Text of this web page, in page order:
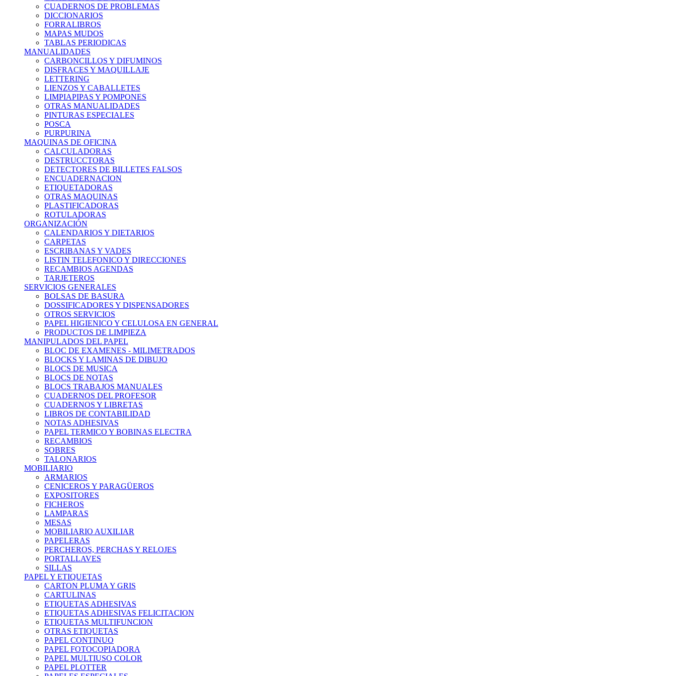
CUADERNOS DE PROBLEMAS
DICCIONARIOS
FORRALIBROS
MAPAS MUDOS
TABLAS PERIODICAS
MANUALIDADES
CARBONCILLOS Y DIFUMINOS
DISFRACES Y MAQUILLAJE
LETTERING
LIENZOS Y CABALLETES
LIMPIAPIPAS Y POMPONES
OTRAS MANUALIDADES
PINTURAS ESPECIALES
POSCA
PURPURINA
MAQUINAS DE OFICINA
CALCULADORAS
DESTRUCCTORAS
DETECTORES DE BILLETES FALSOS
ENCUADERNACION
ETIQUETADORAS
OTRAS MAQUINAS
PLASTIFICADORAS
ROTULADORAS
ORGANIZACIÓN
CALENDARIOS Y DIETARIOS
CARPETAS
ESCRIBANAS Y VADES
LISTIN TELEFONICO Y DIRECCIONES
RECAMBIOS AGENDAS
TARJETEROS
SERVICIOS GENERALES
BOLSAS DE BASURA
DOSSIFICADORES Y DISPENSADORES
OTROS SERVICIOS
PAPEL HIGIENICO Y CELULOSA EN GENERAL
PRODUCTOS DE LIMPIEZA
MANIPULADOS DEL PAPEL
BLOC DE EXAMENES - MILIMETRADOS
BLOCKS Y LAMINAS DE DIBUJO
BLOCS DE MUSICA
BLOCS DE NOTAS
BLOCS TRABAJOS MANUALES
CUADERNOS DEL PROFESOR
CUADERNOS Y LIBRETAS
LIBROS DE CONTABILIDAD
NOTAS ADHESIVAS
PAPEL TERMICO Y BOBINAS ELECTRA
RECAMBIOS
SOBRES
TALONARIOS
MOBILIARIO
ARMARIOS
CENICEROS Y PARAGÜEROS
EXPOSITORES
FICHEROS
LAMPARAS
MESAS
MOBILIARIO AUXILIAR
PAPELERAS
PERCHEROS, PERCHAS Y RELOJES
PORTALLAVES
SILLAS
PAPEL Y ETIQUETAS
CARTON PLUMA Y GRIS
CARTULINAS
ETIQUETAS ADHESIVAS
ETIQUETAS ADHESIVAS FELICITACION
ETIQUETAS MULTIFUNCION
OTRAS ETIQUETAS
PAPEL CONTINUO
PAPEL FOTOCOPIADORA
PAPEL MULTIUSO COLOR
PAPEL PLOTTER